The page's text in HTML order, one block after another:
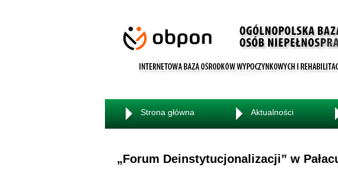
Strona główna Aktualności
„Forum Deinstytucjonalizacji” w